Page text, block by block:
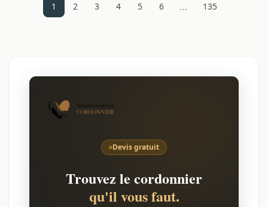
1 2 3 4 5 6 … 135
Devis gratuit
Trouvez le cordonnier
qu'il vous faut.